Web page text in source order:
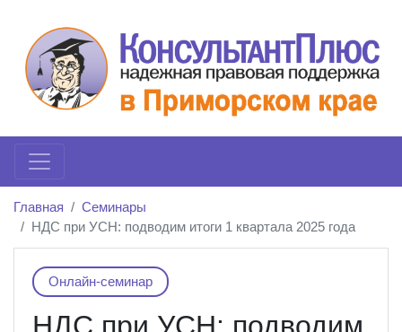
Главная
Семинары
НДС при УСН: подводим итоги 1 квартала 2025 года
Онлайн-семинар